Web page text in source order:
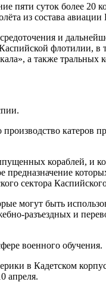
пяти суток более 20
из состава
и
флотилии,
а также тральных
катеров
кораблей, и
сектора
могут быть
разъездных и
военного обучения.
в Кадетском
апреля.